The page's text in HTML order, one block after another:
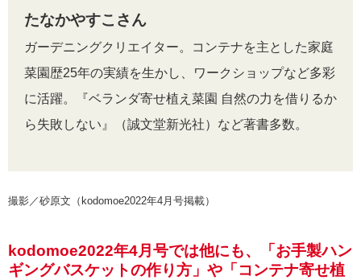
たなかやすこさん
ガーデニングクリエイター。コンテナを主とした家庭
菜園歴25年の実績を生かし、ワークショップなど多彩
に活躍。『ベランダ寄せ植え菜園 自然の力を借りるか
ら失敗しない』（誠文堂新光社）など著書多数。
撮影／砂原文（kodomoe2022年4月号掲載）
kodomoe2022年4月号では他にも、「お手製ハン
ギングバスケットの作り方」や「コンテナ寄せ植